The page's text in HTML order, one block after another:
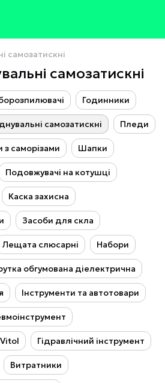
самозатискні
самозатискні
Годинники
самозатискні Пледи
з саморізами Шапки
Подовжувачі на котушці
Каска захисна
Засоби для скла
Лещата слюсарні Набори
обгумована діелектрична
Інструменти та автотовари
Vitol Гідравлічний інструмент
Витратники